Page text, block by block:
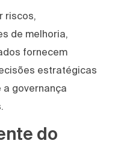
riscos,
de melhoria,
fornecem
estratégicas
governança
do